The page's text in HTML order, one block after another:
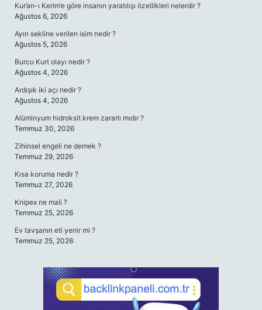
Kur’an-ı Kerim’e göre insanın yaratılışı özellikleri nelerdir ?
Ağustos 6, 2026
Ayın sekline verilen isim nedir ?
Ağustos 5, 2026
Burcu Kurt olayı nedir ?
Ağustos 4, 2026
Ardışık iki açı nedir ?
Ağustos 4, 2026
Alüminyum hidroksit krem zararlı mıdır ?
Temmuz 30, 2026
Zihinsel engeli ne demek ?
Temmuz 29, 2026
Kısa koruma nedir ?
Temmuz 27, 2026
Knipex ne mali ?
Temmuz 25, 2026
Ev tavşanın eti yenir mi ?
Temmuz 25, 2026